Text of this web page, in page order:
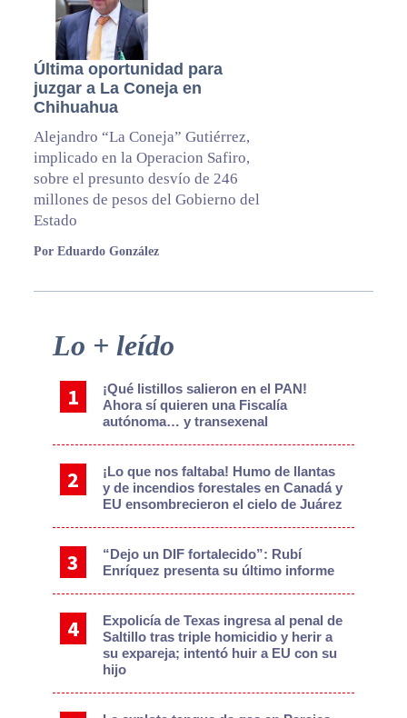
Última oportunidad para
juzgar a La Coneja en
Chihuahua
Alejandro “La Coneja” Gutiérrez,
implicado en la Operacion Safiro,
sobre el presunto desvío de 246
millones de pesos del Gobierno del
Estado
Por Eduardo González
Primary
Lo + leído
¡Qué listillos salieron en el PAN!
Ahora sí quieren una Fiscalía
autónoma… y transexenal
¡Lo que nos faltaba! Humo de llantas
y de incendios forestales en Canadá y
EU ensombrecieron el cielo de Juárez
“Dejo un DIF fortalecido”: Rubí
Enríquez presenta su último informe
Expolicía de Texas ingresa al penal de
Saltillo tras triple homicidio y herir a
su expareja; intentó huir a EU con su
hijo